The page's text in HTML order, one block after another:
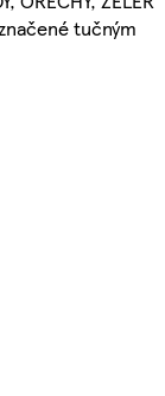
tučným